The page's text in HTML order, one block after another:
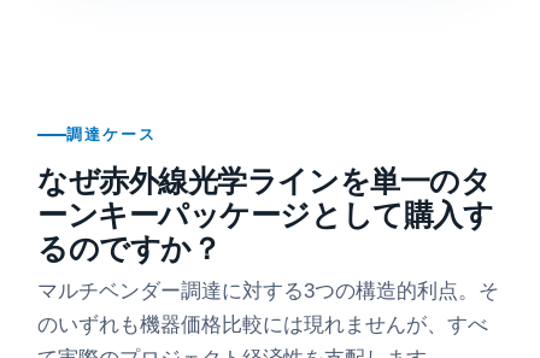
調達ケース
なぜ赤外線光学ラインを単一のタ
ーンキーパッケージとして購入す
るのですか？
マルチベンダー調達に対する3つの構造的利点。そ
のいずれも機器価格比較には現れませんが、すべ